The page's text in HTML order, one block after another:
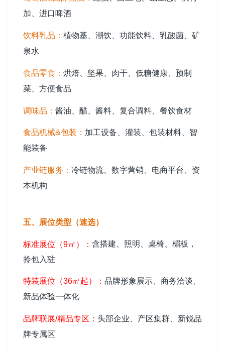
加、进口啤酒
饮料乳品： 植物基、潮饮、功能饮料、乳酸菌、矿
泉水
食品零食： 烘焙、坚果、肉干、低糖健康、预制
菜、方便食品
调味品： 酱油、醋、酱料、复合调料、餐饮食材
食品机械&包装： 加工设备、灌装、包装材料、智
能装备
产业链服务： 冷链物流、数字营销、电商平台、资
本机构
五、展位类型（速选）
标准展位（9㎡）： 含搭建、照明、桌椅、楣板，
拎包入驻
特装展位（36㎡起）： 品牌形象展示、商务洽谈、
新品体验一体化
品牌联展/精品专区： 头部企业、产区集群、新锐品
牌专属区